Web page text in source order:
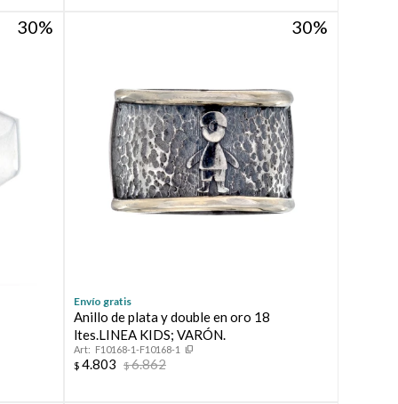
30 30
Envío gratis
Anillo de plata y double en oro 18
ltes.LINEA KIDS; VARÓN.
F10168-1-F10168-1
$ 4.803 $6.862